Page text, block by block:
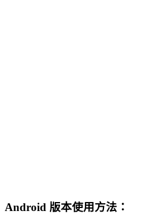
Android 版本使用方法：